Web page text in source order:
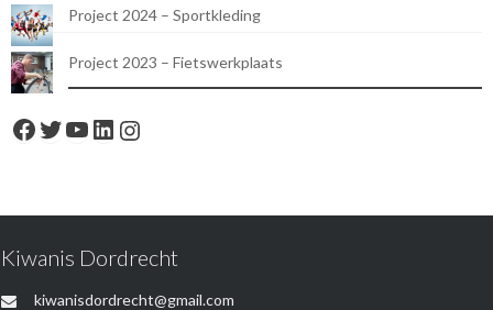
Project 2024 – Sportkleding
Project 2023 – Fietswerkplaats
Facebook
Twitter
YouTube
LinkedIn
Instagram
Kiwanis Dordrecht
kiwanisdordrecht@gmail.com